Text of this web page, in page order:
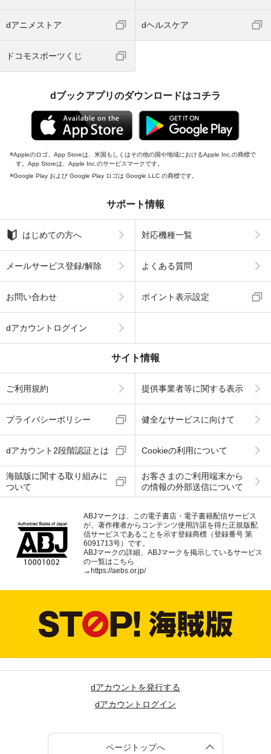
dアニメストア dヘルスケア
ドコモスポーツくじ
dブックアプリのダウンロードはコチラ
Appleのロゴ、App Storeは、米国もしくはその他の国や地域におけるApple Inc.の商標で
す。App Storeは、Apple Inc.のサービスマークです。
Google Play および Google Play ロゴは Google LLC の商標です。
サポート情報
はじめての方へ 対応機種一覧
メールサービス登録/解除 よくある質問
お問い合わせ ポイント表示設定
dアカウントログイン
サイト情報
ご利用規約 提供事業者等に関する表示
プライバシーポリシー 健全なサービスに向けて
dアカウント2段階認証とは Cookieの利用について
海賊版に関する取り組みに
ついて
お客さまのご利用端末から
の情報の外部送信について
ABJマークは、この電子書店・電子書籍配信サービス
が、著作権者からコンテンツ使用許諾を得た正規版配
信サービスであることを示す登録商標（登録番号 第
6091713号）です。
ABJマークの詳細、ABJマークを掲示しているサービス
の一覧はこちら
→https://aebs.or.jp/
dアカウントを発行する
dアカウントログイン
ページトップへ